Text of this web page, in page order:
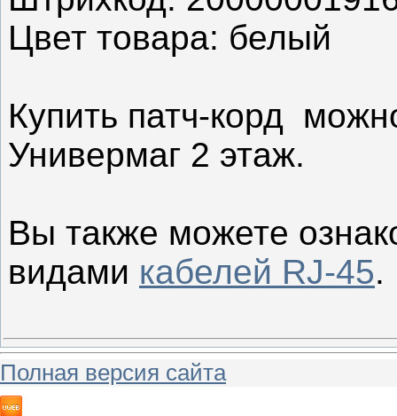
Цвет товара: белый
Купить патч-корд
Универмаг 2 этаж.
Вы также можете
видами кабелей RJ-45.
Полная версия сайта